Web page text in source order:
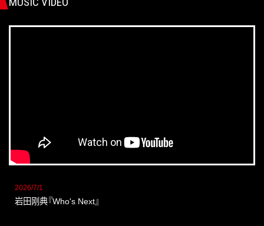
2026/7/1
岩田刚典『Who's Next』